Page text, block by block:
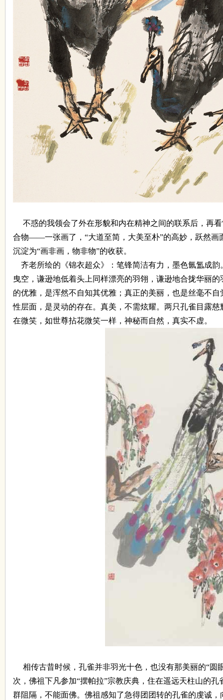
不惑的我领会了外在形貌和内在精神之间的联系后，再看
合物——一张画了， “大道至简，大美至朴”的高妙，跃然画
沉淀为“画非画，物非物”的收获。
齐老所绘的《锦衣超众》：笔锋简洁有力，墨色氤氲成
曳空，谦逊地低着头上同样漂亮的羽翎，谦逊地合拢华丽
的优雅，是浑然不自知其优雅；真正的美丽，也是丝毫不
性层面，是灵动的存在。真美，不需炫耀。两只孔雀目露
在微笑，如世尊拈花微笑一样，神秘而自然，真实不虚。
相传古昔时候，孔雀并非羽光十色，也没有那美丽的“圆
次，佛祖下凡参加“摆帕拉”宗教庆典，住在遥远天柱山的
群阻隔，不能面佛。佛祖感知了急得团团转的孔雀的虔诚